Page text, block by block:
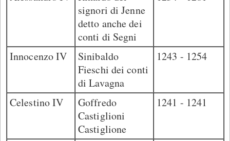
signori di Jenne
detto anche dei
conti di Segni
Innocenzo IV
Sinibaldo
Fieschi dei conti
di Lavagna
1243 - 1254
Celestino IV
Goffredo
Castiglioni
Castiglione
1241 - 1241